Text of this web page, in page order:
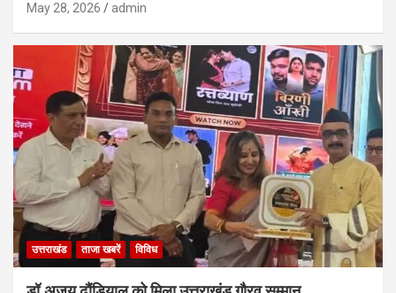
May 28, 2026 admin
उत्तराखंड ताजा खबरें विविध